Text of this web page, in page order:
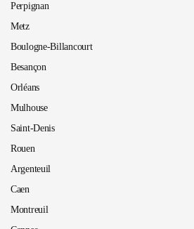
Perpignan
Metz
Boulogne-Billancourt
Besançon
Orléans
Mulhouse
Saint-Denis
Rouen
Argenteuil
Caen
Montreuil